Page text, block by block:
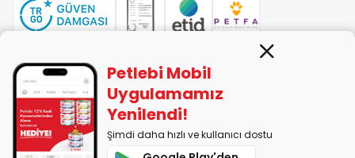
PETLEBİ EVCİL HAYVAN ÜRÜNLERİ PAZ. SAN. TİC. LTD. ŞTİ. Alaşarköy Mah.
1. Alaşar Cad. No: 9 Osmangazi/Bursa
7290599225 vergi numarasıyla Uludağ Vergi Dairesi'ne bağlıdır.
Petlebi Mobil
Uygulamamız
Yenilendi!
Şimdi daha hızlı ve kullanıcı dostu